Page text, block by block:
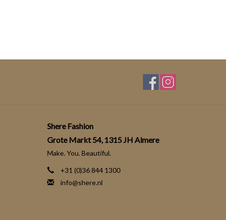
Shere Fashion
Grote Markt 54, 1315 JH Almere
Make. You. Beautiful.
+31 (0)36 844 1300
info@shere.nl